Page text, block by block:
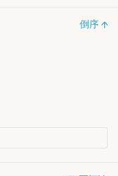
倒序